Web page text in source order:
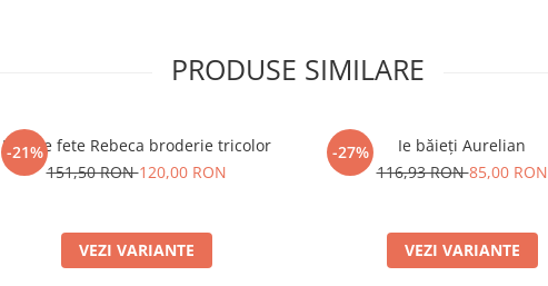
PRODUSE SIMILARE
-21%
Rochie fete Rebeca broderie tricolor
151,50 RON120,00 RON
VEZI VARIANTE
-27%
Ie băieți Aurelian
116,93 RON85,00 RON
VEZI VARIANTE